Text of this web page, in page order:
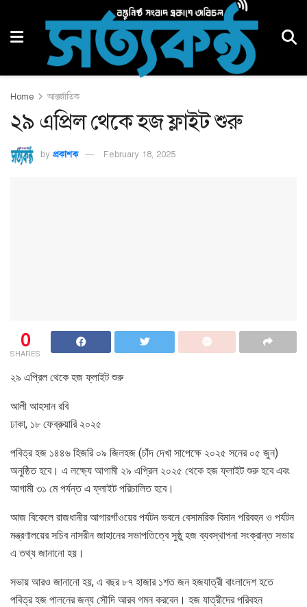
Home আন্তর্জাতিক
২৯ এপ্রিল থেকে হজ ফ্লাইট শুরু
by প্রকাশক February 18, 2025
0
SHARES
২৯ এপ্রিল থেকে হজ ফ্লাইট শুরু
আলী আহসান রবি
ঢাকা, ১৮ ফেব্রুয়ারি ২০২৫
পবিত্র হজ ১৪৪৬ হিজরি ০৯ জিলহজ (চাঁদ দেখা সাপেক্ষে ২০২৫ সনের ০৫ জুন)
অনুষ্ঠিত হবে। এ লক্ষ্যে আগামী ২৯ এপ্রিল ২০২৫ থেকে হজ ফ্লাইট শুরু হবে এবং
আগামী ৩১ মে পর্যন্ত এ ফ্লাইট পরিচালিত হবে।
আজ বিকেলে রাজধানীর আগারগাঁওয়ের পর্যটন ভবনে বেসামরিক বিমান পরিবহন ও পর্যটন
মন্ত্রণালয়ের সচিব নাসরীন জাহানের সভাপতিত্বে সুষ্ঠু হজ ব্যবস্থাপনা সংক্রান্ত সভায়
এ তথ্য জানানো হয়।
সভায় আরও জানানো হয়, এ বছর ৮৭ হাজার ১শত জন হজযাত্রী বাংলাদেশ হতে
পবিত্র হজ পালনের জন্য সৌদি আরব গমন করবেন। হজ যাত্রীদের পরিবহন